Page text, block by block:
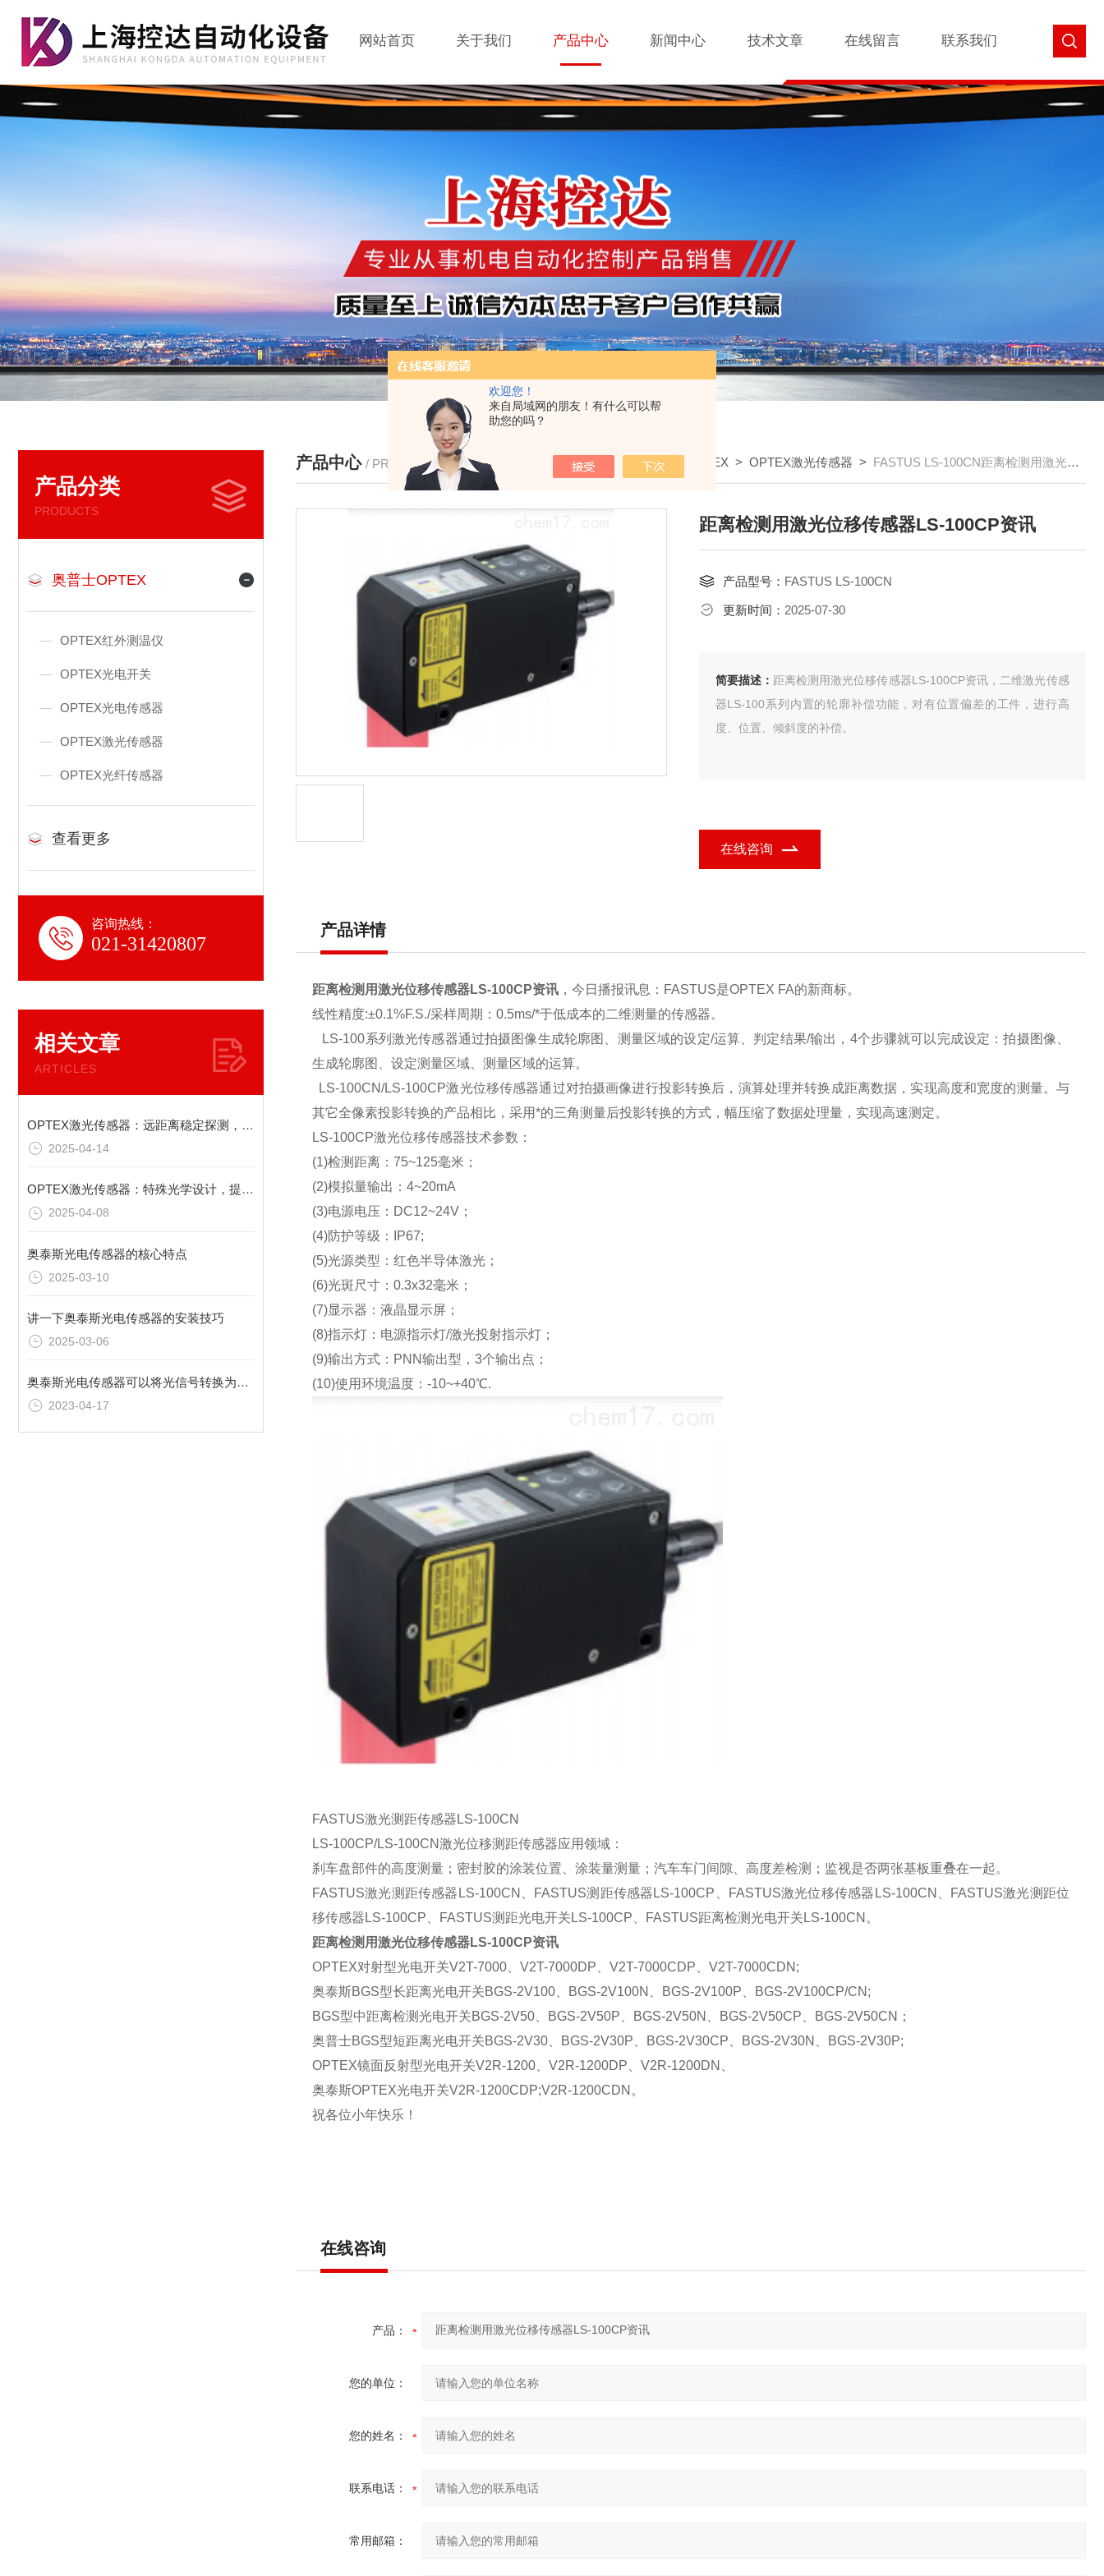
欢迎您！
来自局域网的朋友！有什么可以帮
助您的吗？
网站首页 关于我们 产品中心 新闻中心 技术文章 在线留言 联系我们
产品分类
PRODUCTS
奥普士OPTEX
OPTEX红外测温仪
OPTEX光电开关
OPTEX光电传感器
OPTEX激光传感器
OPTEX光纤传感器
查看更多
咨询热线：
021-31420807
相关文章
ARTICLES
OPTEX激光传感器：远距离稳定探测，拓展应用范围
2025-04-14
OPTEX激光传感器：特殊光学设计，提升检测效能
2025-04-08
奥泰斯光电传感器的核心特点
2025-03-10
讲一下奥泰斯光电传感器的安装技巧
2025-03-06
奥泰斯光电传感器可以将光信号转换为电信号
2023-04-17
产品中心 / PRODUCTS 我的位置： >产品中心 >奥普士OPTEX >OPTEX激光传感器 > FASTUS LS-100CN距离检测用激光位移传感器LS-100CP资讯
距离检测用激光位移传感器LS-100CP资讯
产品型号： FASTUS LS-100CN
更新时间： 2025-07-30
简要描述： 距离检测用激光位移传感器LS-100CP资讯，二维激光传感
器LS-100系列内置的轮廓补偿功能，对有位置偏差的工件，进行高
度、位置、倾斜度的补偿。
在线咨询
产品详情
距离检测用激光位移传感器LS-100CP资讯 ，今日播报讯息： FASTUS是OPTEX FA的新商标。
线性精度:±0.1%F.S./采样周期：0.5ms/*于低成本的二维测量的传感器。
LS-100系列激光传感器通过拍摄图像生成轮廓图、测量区域的设定/运算、 判定结果/输出，4个步骤就可以完成设定：拍摄图像、
生成轮廓图、设定测量区域、测量区域的运算。
LS-100CN/LS-100CP激光位移传感器通过对拍摄画像进行投影转换后，演算处理并转换成距离数据，实现高度和宽度的测量。与
其它全像素投影转换的产品相比，采用*的三角测量后投影转换的方式，幅压缩了数据处理量，实现高速测定。
LS-100CP激光位移传感器技术参数：
(1)检测距离：75~125毫米；
(2)模拟量输出：4~20mA
(3)电源电压：DC12~24V；
(4)防护等级：IP67;
(5)光源类型：红色半导体激光；
(6)光斑尺寸：0.3x32毫米；
(7)显示器：液晶显示屏；
(8)指示灯：电源指示灯/激光投射指示灯；
(9)输出方式：PNN输出型，3个输出点；
(10)使用环境温度：-10~+40℃.
FASTUS激光测距传感器LS-100CN
LS-100CP/LS-100CN激光位移测距传感器应用领域：
刹车盘部件的高度测量；密封胶的涂装位置、涂装量测量；汽车车门间隙、高度差检测；监视是否两张基板重叠在一起。
FASTUS激光测距传感器LS-100CN、FASTUS测距传感器LS-100CP、FASTUS激光位移传感器LS-100CN、FASTUS激光测距位
移传感器LS-100CP、FASTUS测距光电开关LS-100CP、FASTUS距离检测光电开关LS-100CN。
距离检测用激光位移传感器LS-100CP资讯
OPTEX对射型光电开关V2T-7000、 V2T-7000DP、V2T-7000CDP、V2T-7000CDN;
奥泰斯BGS型长距离光电开关BGS-2V100、
BGS-2V100N、BGS-2V100P、BGS-2V100CP/CN;
BGS型中距离检测光电开关BGS-2V50、
BGS-2V50P、BGS-2V50N、BGS-2V50CP、BGS-2V50CN；
奥普士BGS型短距离光电开关BGS-2V30、
BGS-2V30P、BGS-2V30CP、BGS-2V30N、BGS-2V30P;
OPTEX镜面反射型光电开关V2R-1200、 V2R-1200DP、V2R-1200DN、
奥泰斯OPTEX光电开关V2R-1200CDP;V2R-1200CDN。
祝各位小年快乐！
在线咨询
产品：
您的单位：
您的姓名：
联系电话：
常用邮箱：